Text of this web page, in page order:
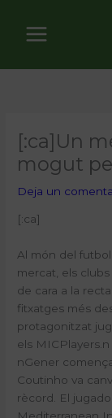
contenido
[:ca]Un
mogut
Deja un
[:ca]
Al món del
mercat, els
de cara a la
fitxatges més
protagonitzat
els MICPlayers.n
nGener
Coutinho va
rècord. El